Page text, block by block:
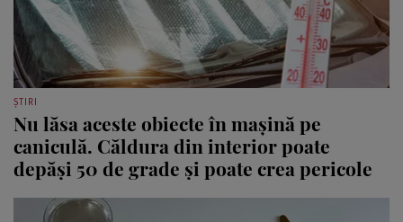
Nu lăsa aceste obiecte în mașină pe
caniculă. Căldura din interior poate
depăși 50 de grade și poate crea pericole